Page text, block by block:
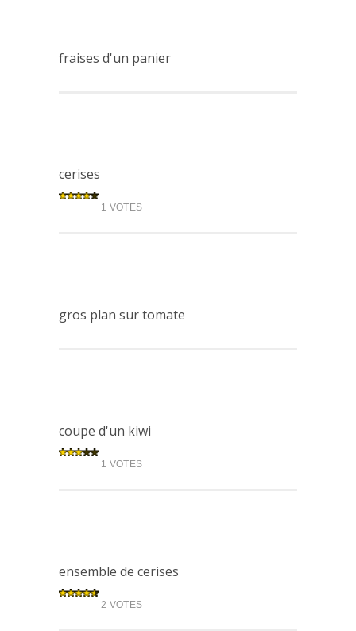
fraises d'un panier
cerises
1 VOTES
gros plan sur tomate
coupe d'un kiwi
1 VOTES
ensemble de cerises
2 VOTES